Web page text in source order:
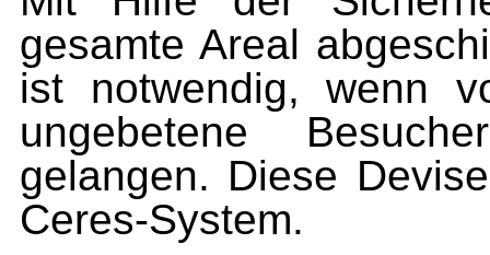
gesamte Areal
ist notwendig, wenn
ungebetene
gelangen. Diese
Ceres-System.